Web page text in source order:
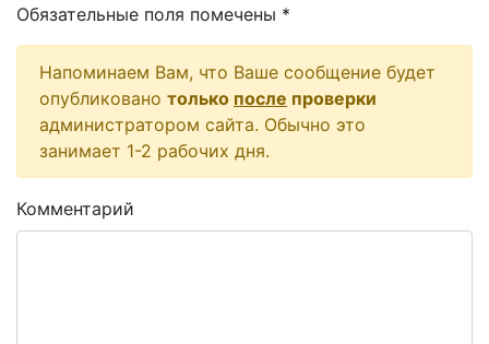
Обязательные поля помечены *
Напоминаем Вам, что Ваше сообщение будет
опубликовано только после проверки
администратором сайта. Обычно это
занимает 1-2 рабочих дня.
Комментарий